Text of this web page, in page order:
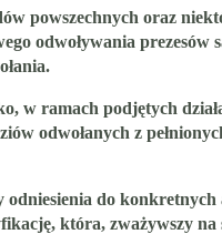
powszechnych oraz
odwoływania prezesów
.
w ramach podjętych
odwołanych z
do
która, zważywszy